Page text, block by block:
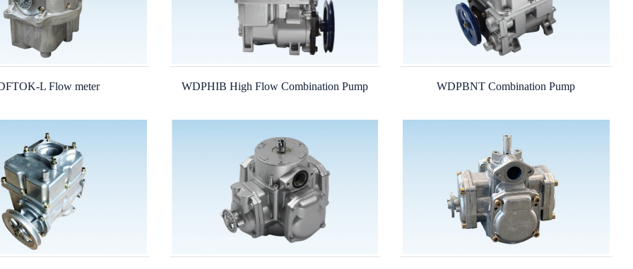
L Flow meter WDPHIB High Flow Combination Pump WDPBNT Combination Pump